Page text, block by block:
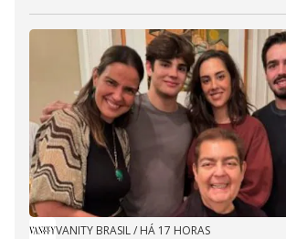
VANITY BRASIL/ HÁ 17 HORAS